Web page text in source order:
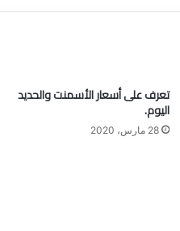
تعرف على أسعار الأسمنت والحديد
اليوم.
28 مارس، 2020